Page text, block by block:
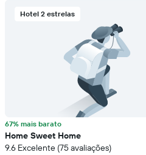
Hotel 2 estrelas
67% mais barato
Home Sweet Home
9.6 Excelente (75 avaliações)